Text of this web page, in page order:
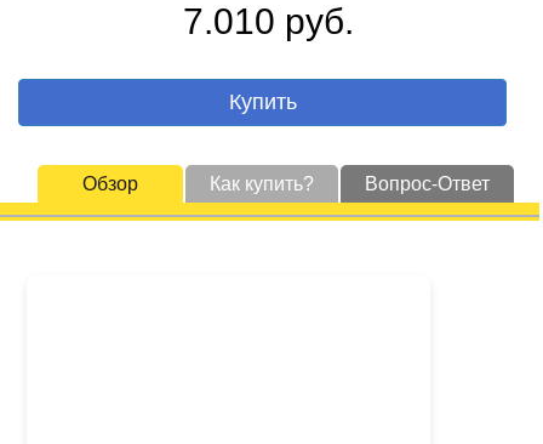
7.010 руб.
Купить
Обзор Как купить? Вопрос-Ответ